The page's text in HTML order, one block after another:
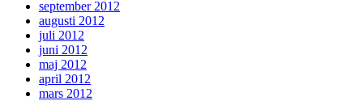
september 2012
augusti 2012
juli 2012
juni 2012
maj 2012
april 2012
mars 2012